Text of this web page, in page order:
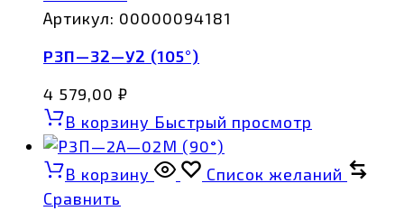
Артикул: 00000094181
Р3П—32—У2 (105°)
4 579,00 ₽
В корзину Быстрый просмотр
В корзину
Список желаний
Сравнить